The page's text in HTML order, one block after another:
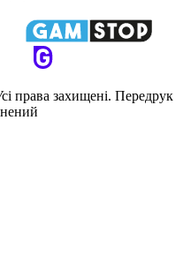
права захищенi. Передрук